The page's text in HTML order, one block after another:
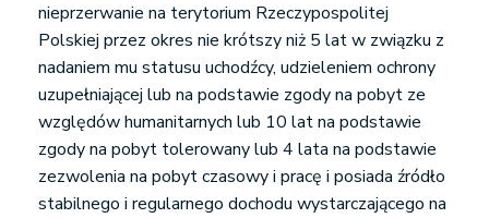
nieprzerwanie na terytorium Rzeczypospolitej
Polskiej przez okres nie krótszy niż 5 lat w związku z
nadaniem mu statusu uchodźcy, udzieleniem ochrony
uzupełniającej lub na podstawie zgody na pobyt ze
względów humanitarnych lub 10 lat na podstawie
zgody na pobyt tolerowany lub 4 lata na podstawie
zezwolenia na pobyt czasowy i pracę i posiada źródło
stabilnego i regularnego dochodu wystarczającego na